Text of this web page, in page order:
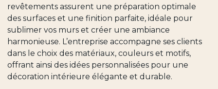
revêtements assurent une préparation optimale
des surfaces et une finition parfaite, idéale pour
sublimer vos murs et créer une ambiance
harmonieuse. L’entreprise accompagne ses clients
dans le choix des matériaux, couleurs et motifs,
offrant ainsi des idées personnalisées pour une
décoration intérieure élégante et durable.